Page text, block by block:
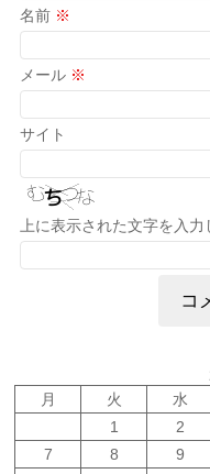
名前 ※
メール ※
サイト
上に表示された文字を入力
月
火 水
1
2
7
8 9